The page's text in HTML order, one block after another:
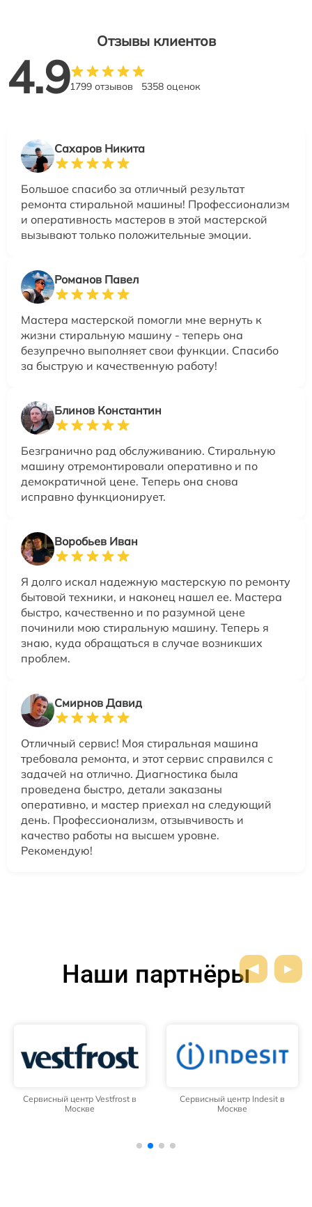
Отзывы клиентов
4.91799 отзывов 5358 оценок
Сахаров Никита
Большое спасибо за отличный результат
ремонта стиральной машины! Профессионализм
и оперативность мастеров в этой мастерской
вызывают только положительные эмоции.
Романов Павел
Мастера мастерской помогли мне вернуть к
жизни стиральную машину - теперь она
безупречно выполняет свои функции. Спасибо
за быструю и качественную работу!
Блинов Константин
Безгранично рад обслуживанию. Стиральную
машину отремонтировали оперативно и по
демократичной цене. Теперь она снова
исправно функционирует.
Воробьев Иван
Я долго искал надежную мастерскую по ремонту
бытовой техники, и наконец нашел ее. Мастера
быстро, качественно и по разумной цене
починили мою стиральную машину. Теперь я
знаю, куда обращаться в случае возникших
проблем.
Смирнов Давид
Отличный сервис! Моя стиральная машина
требовала ремонта, и этот сервис справился с
задачей на отлично. Диагностика была
проведена быстро, детали заказаны
оперативно, и мастер приехал на следующий
день. Профессионализм, отзывчивость и
качество работы на высшем уровне.
Рекомендую!
Наши партнёры
Сервисный центр Vestfrost в
Москве
Сервисный центр Indesit в
Москве